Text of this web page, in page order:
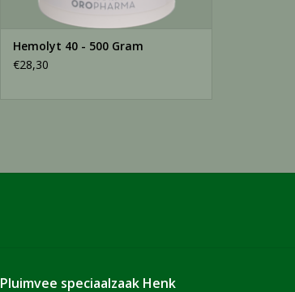
Hemolyt 40 - 500 Gram
€28,30
Pluimvee speciaalzaak Henk